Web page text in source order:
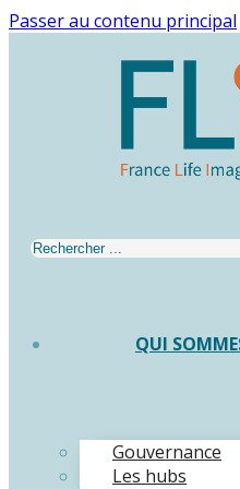
Passer au contenu principal
Rechercher
QUI
Gouvernance
Les hubs